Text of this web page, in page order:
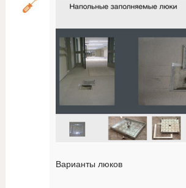
Варианты люков